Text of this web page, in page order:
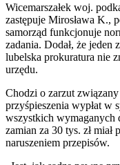
Wicemarszałek woj.
zastępuje Mirosława K.,
samorząd funkcjonuje
zadania. Dodał, że jeden
lubelska prokuratura nie
urzędu.
Chodzi o zarzut
przyśpieszenia wypłat w
wszystkich wymaganych
zamian za 30 tys. zł
naruszeniem przepisów.